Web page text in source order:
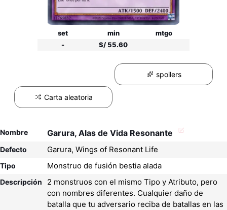
set min
mtgo
-
S/ 55.60
spoilers
Carta aleatoria
Nombre Garura, Alas de Vida Resonante
Defecto Garura, Wings of Resonant Life
Tipo Monstruo de fusión bestia alada
Descripción
2 monstruos con el mismo Tipo y Atributo, pero
con nombres diferentes. Cualquier daño de
batalla que tu adversario reciba de batallas en las